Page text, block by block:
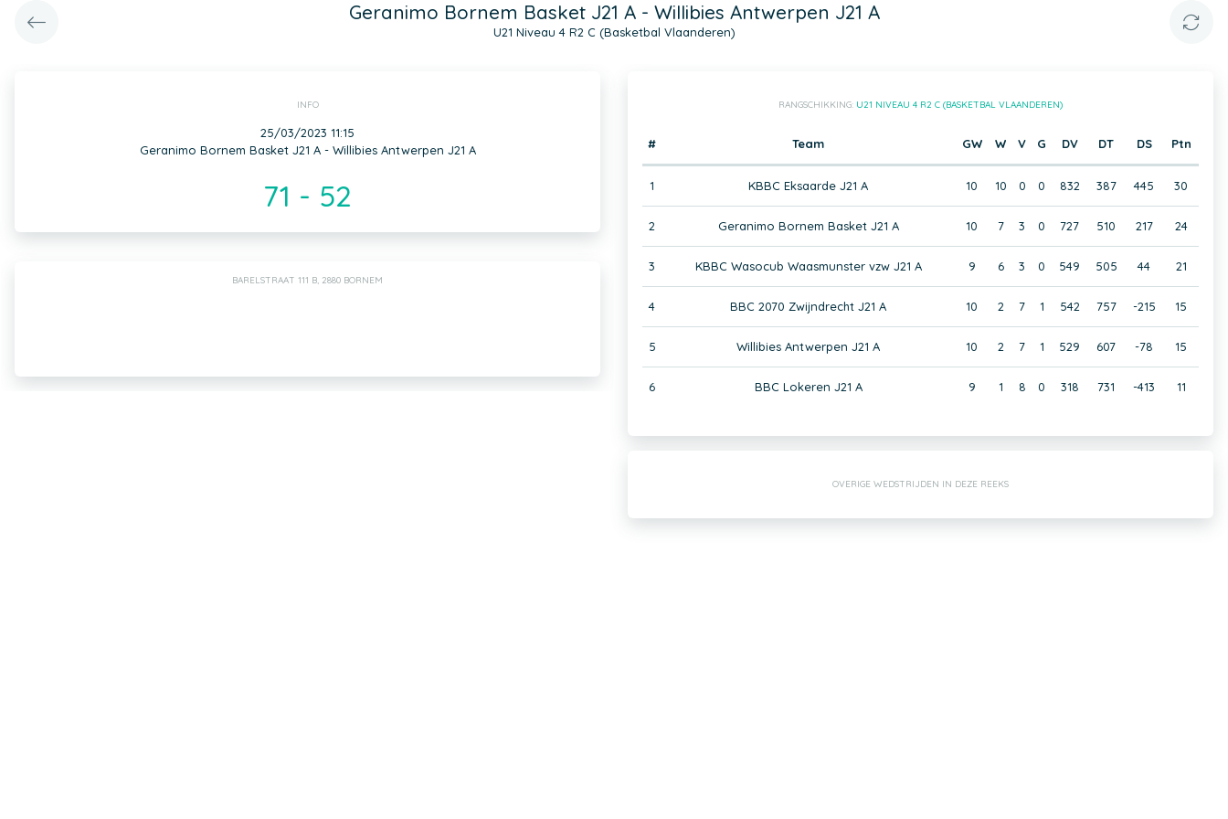
Geranimo Bornem Basket J21 A - Willibies Antwerpen J21 A
U21 Niveau 4 R2 C (Basketbal Vlaanderen)
INFO
25/03/2023 11:15
Geranimo Bornem Basket J21 A - Willibies Antwerpen J21 A
71 - 52
BARELSTRAAT 111 B, 2880 BORNEM
RANGSCHIKKING: U21 NIVEAU 4 R2 C (BASKETBAL VLAANDEREN)
# Team GW W V G DV DT DS Ptn
1 KBBC Eksaarde J21 A 10 10 0 0 832 387 445 30
2 Geranimo Bornem Basket J21 A 10 7 3 0 727 510 217 24
3 KBBC Wasocub Waasmunster vzw J21 A 9 6 3 0 549 505 44 21
4 BBC 2070 Zwijndrecht J21 A 10 2 7 1 542 757 -215 15
5 Willibies Antwerpen J21 A 10 2 7 1 529 607 -78 15
6 BBC Lokeren J21 A 9 1 8 0 318 731 -413 11
OVERIGE WEDSTRIJDEN IN DEZE REEKS